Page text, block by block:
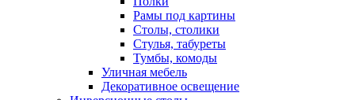
Рамы под картины
Столы, столики
Стулья, табуреты
Тумбы, комоды
Уличная мебель
Декоративное освещение